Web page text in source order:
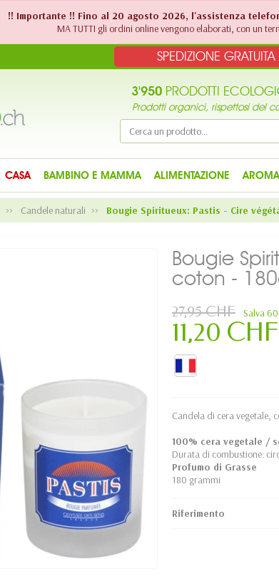
!! Importante !! Fino al 20 agosto 2026, l'assistenza
MA TUTTI gli ordini online vengono elaborati, con un
SPEDIZIONE GRATUITA
3'950 PRODOTTI
Prodotti organici, rispettosi del
CASA BAMBINO E MAMMA ALIMENTAZIONE
Candele naturali Bougie Spiritueux: Pastis - Cire
Bougie
coton -
27,95 CHF Salva
11,20 CHF
Candela di cera vegetale,
100% cera vegetale /
Durata di combustione:
Profumo di Grasse
180 grammi
Riferimento